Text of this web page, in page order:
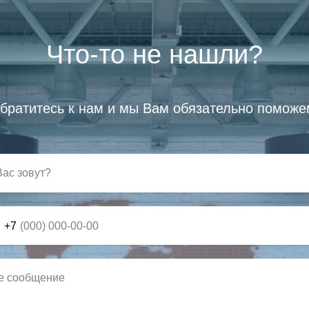
Что-то не нашли?
к нам и мы Вам обязательно
+7